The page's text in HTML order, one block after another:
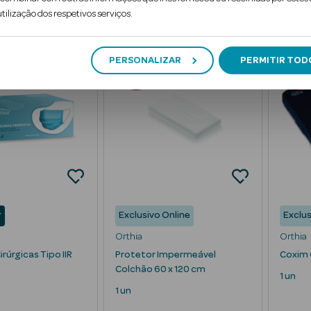
dos respetivos serviços.
PERSONALIZAR PERMITIR
Tipo IIR
10
PROMOÇÃO
Exclusivo Online
Orthia
Protetor Impermeável
Colchão 60 x 120 cm
1 un
10
Orthia
Coxim
1 un